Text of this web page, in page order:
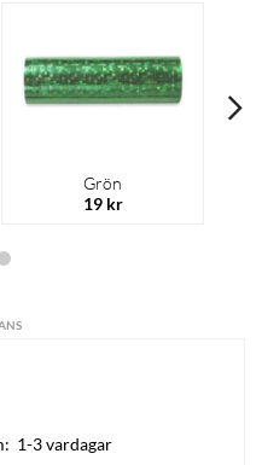
Grön
19 kr
1-3 vardagar